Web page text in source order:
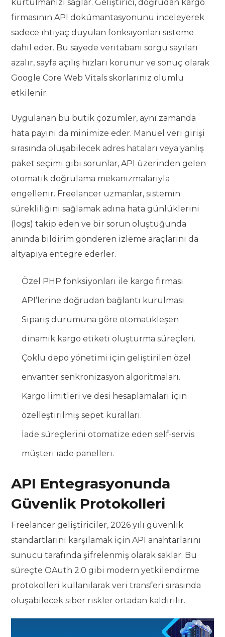
kurtulmanızı sağlar. Geliştirici, doğrudan kargo
firmasının API dokümantasyonunu inceleyerek
sadece ihtiyaç duyulan fonksiyonları sisteme
dahil eder. Bu sayede veritabanı sorgu sayıları
azalır, sayfa açılış hızları korunur ve sonuç olarak
Google Core Web Vitals skorlarınız olumlu
etkilenir.
Uygulanan bu butik çözümler, aynı zamanda
hata payını da minimize eder. Manuel veri girişi
sırasında oluşabilecek adres hataları veya yanlış
paket seçimi gibi sorunlar, API üzerinden gelen
otomatik doğrulama mekanizmalarıyla
engellenir. Freelancer uzmanlar, sistemin
sürekliliğini sağlamak adına hata günlüklerini
(logs) takip eden ve bir sorun oluştuğunda
anında bildirim gönderen izleme araçlarını da
altyapıya entegre ederler.
Özel PHP fonksiyonları ile kargo firması
API’lerine doğrudan bağlantı kurulması.
Sipariş durumuna göre otomatikleşen
dinamik kargo etiketi oluşturma süreçleri.
Çoklu depo yönetimi için geliştirilen özel
envanter senkronizasyon algoritmaları.
Kargo limitleri ve desi hesaplamaları için
özelleştirilmiş sepet kuralları.
İade süreçlerini otomatize eden self-servis
müşteri iade panelleri.
API Entegrasyonunda
Güvenlik Protokolleri
Freelancer geliştiriciler, 2026 yılı güvenlik
standartlarını karşılamak için API anahtarlarını
sunucu tarafında şifrelenmiş olarak saklar. Bu
süreçte OAuth 2.0 gibi modern yetkilendirme
protokolleri kullanılarak veri transferi sırasında
oluşabilecek siber riskler ortadan kaldırılır.